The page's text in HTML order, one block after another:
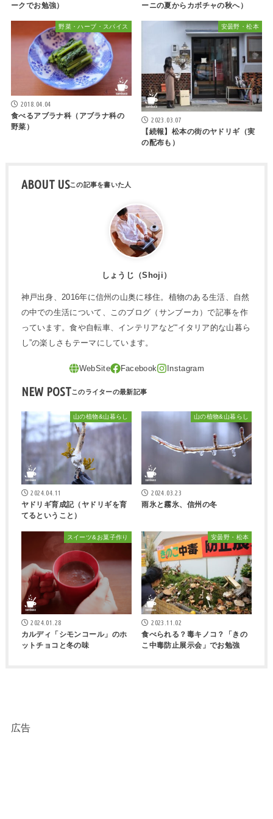
ークでお勉強） ーニの夏からカボチャの秋へ）
野菜・ハーブ・スパイス
2018.04.04
食べるアブラナ科（アブラナ科の
野菜）
安曇野・松本
2023.03.07
【続報】松本の街のヤドリギ（実
の配布も）
ABOUT US
しょうじ（Shoji）
神戸出身、2016年に信州の山奥に移住。植物のある生活、自然
の中での生活について、このブログ（サンブーカ）で記事を作
っています。食や自転車、インテリアなど“イタリア的な山暮ら
し”の楽しさもテーマにしています。
NEW POST
山の植物&山暮らし
2024.04.11
ヤドリギ育成記（ヤドリギを育
てるということ）
山の植物&山暮らし
2024.03.23
雨氷と霧氷、信州の冬
スイーツ&お菓子作り
2024.01.28
カルディ「シモンコール」のホ
ットチョコと冬の味
安曇野・松本
2023.11.02
食べられる？毒キノコ？「きの
こ中毒防止展示会」でお勉強
広告